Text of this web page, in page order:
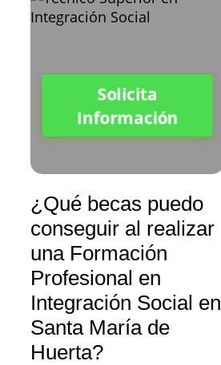
Solicita
Información
¿Qué becas puedo
conseguir al realizar
una Formación
Profesional en
Integración Social en
Santa María de
Huerta?